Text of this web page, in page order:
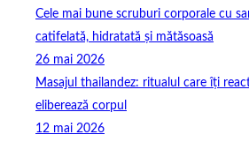
Cele mai bune scruburi corporale cu
catifelată, hidratată și mătăsoasă
26 mai 2026
Masajul thailandez: ritualul care îți
eliberează corpul
12 mai 2026